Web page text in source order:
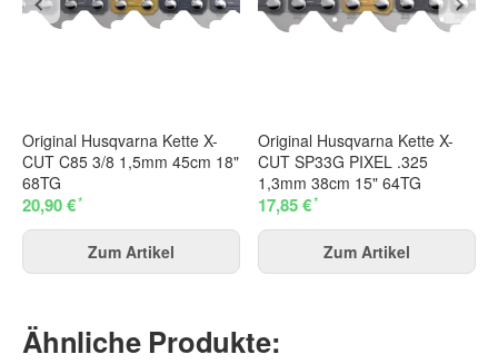
Original Husqvarna Kette X-
CUT C85 3/8 1,5mm 45cm 18"
68TG
20,90 €*
Zum Artikel
Original Husqvarna Kette X-
CUT SP33G PIXEL .325
1,3mm 38cm 15" 64TG
17,85 €*
Zum Artikel
Ähnliche Produkte: